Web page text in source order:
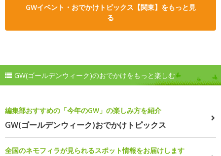
GWイベント・おでかけトピックス【関東】をもっと見
る
GW(ゴールデンウィーク)のおでかけをもっと楽しむ
編集部おすすめの「今年のGW」の楽しみ方を紹介
GW(ゴールデンウィーク)おでかけトピックス
全国のネモフィラが見られるスポット情報をお届けします